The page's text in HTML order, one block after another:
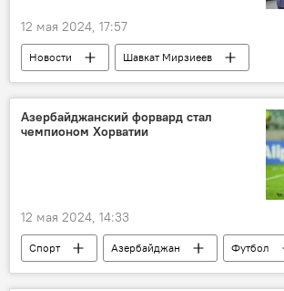
12 мая 2024, 17:57
Новости
Шавкат Мирзиеев
Азербайджан
Милли Меджлис АР
Сахиба Гафарова
Форум
ООН
Азербайджанский форвард стал
чемпионом Хорватии
12 мая 2024, 14:33
Спорт Азербайджан
Футбол
Сборная Азербайджана по футболу